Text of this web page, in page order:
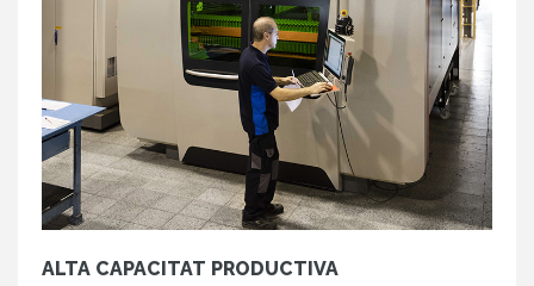
ALTA CAPACITAT PRODUCTIVA